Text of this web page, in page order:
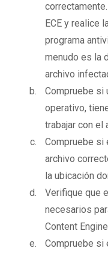
ECE y realice
programa
menudo es la
archivo
Compruebe si
operativo,
trabajar con el
Compruebe si
archivo
la ubicación
Verifique que
necesarios
Content
Compruebe si